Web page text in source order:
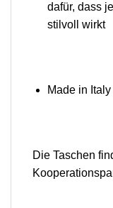
dafür, dass
stilvoll wirkt
Made in Italy
Die Taschen